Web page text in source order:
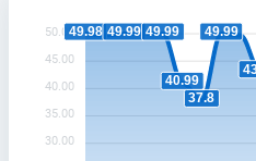
50.00
45.00
40.00
35.00
30.00
49.98 49.99 49.99
40.99
37.8
49.99